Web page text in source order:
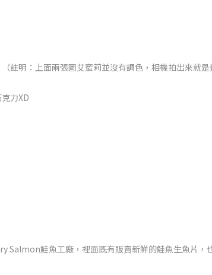
明：上面兩張圖艾蜜莉並沒有調色，相機拍出來就是
力XD
Salmon鮭魚工廠，裡面既有販賣新鮮的鮭魚生魚片，